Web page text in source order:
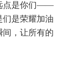
点是你们——
们是荣耀加油
间，让所有的